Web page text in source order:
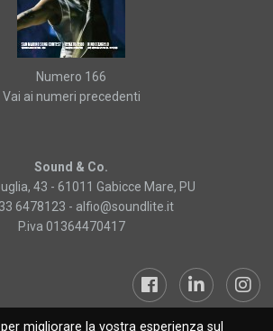
migliorare la vostra esperienza sul
Numero 166
Vai ai numeri precedenti
Sound & Co.
43 - 61011 Gabicce Mare, PU
6478123 - alfio@soundlite.it
P.iva 01364470417